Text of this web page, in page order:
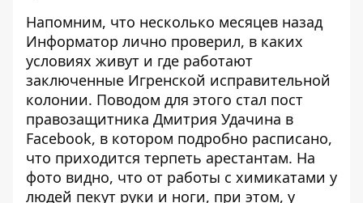
Напомним, что несколько месяцев назад
Информатор лично проверил, в каких
условиях живут и где работают
заключенные Игренской исправительной
колонии. Поводом для этого стал пост
правозащитника Дмитрия Удачина в
Facebook, в котором подробно расписано,
что приходится терпеть арестантам. На
фото видно, что от работы с химикатами у
людей пекут руки и ноги, при этом, у